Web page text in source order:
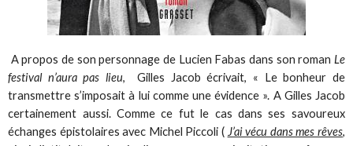
A propos de son personnage de Lucien Fabas dans son roman Le
festival n’aura pas lieu, Gilles Jacob écrivait, « Le bonheur de
transmettre s’imposait à lui comme une évidence ». A Gilles Jacob
certainement aussi. Comme ce fut le cas dans ses savoureux
échanges épistolaires avec Michel Piccoli ( J’ai vécu dans mes rêves,